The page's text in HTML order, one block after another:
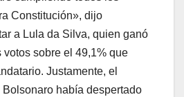
Constitución», dijo
a Lula da Silva, quien ganó
sobre el 49,1% que
Justamente, el
había despertado